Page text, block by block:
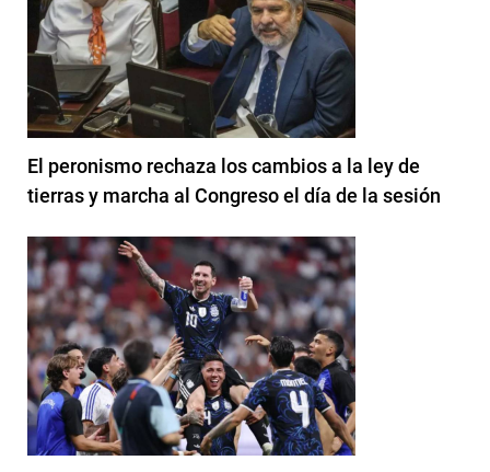
El peronismo rechaza los cambios a la ley de
tierras y marcha al Congreso el día de la sesión